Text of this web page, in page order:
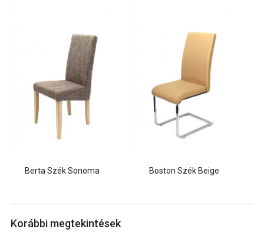
Berta Szék Sonoma Boston Szék Beige
Korábbi megtekintések